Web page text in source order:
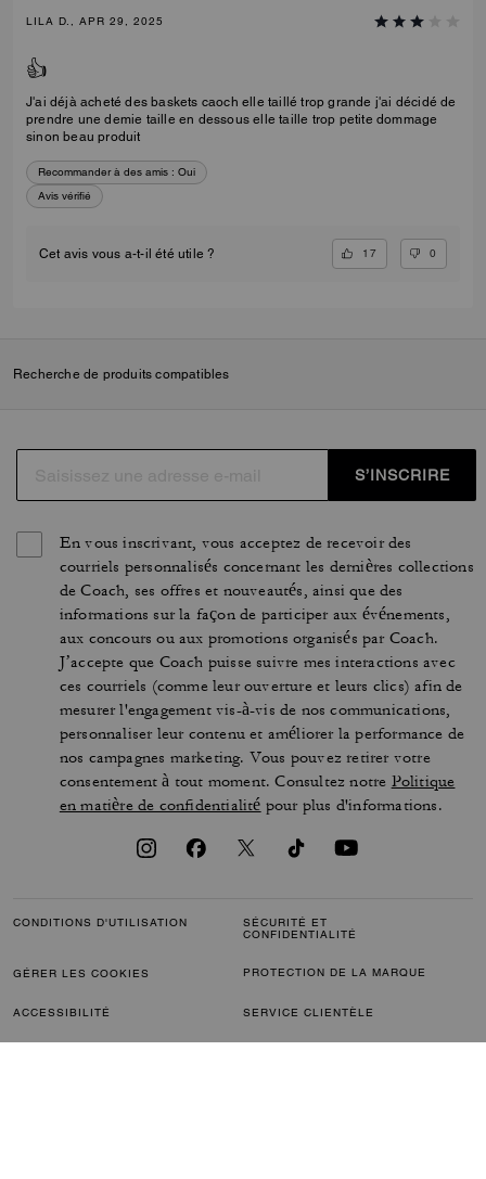
LILA D., APR 29, 2025
👍
J'ai déjà acheté des baskets caoch elle taillé trop grande j'ai décidé de
prendre une demie taille en dessous elle taille trop petite dommage
sinon beau produit
Recommander à des amis : Oui
Avis vérifié
Cet avis vous a-t-il été utile ? 17 0
Recherche de produits compatibles
S’INSCRIRE
En vous inscrivant, vous acceptez de recevoir des
courriels personnalisés concernant les dernières collections
de Coach, ses offres et nouveautés, ainsi que des
informations sur la façon de participer aux événements,
aux concours ou aux promotions organisés par Coach.
J’accepte que Coach puisse suivre mes interactions avec
ces courriels (comme leur ouverture et leurs clics) afin de
mesurer l'engagement vis-à-vis de nos communications,
personnaliser leur contenu et améliorer la performance de
nos campagnes marketing. Vous pouvez retirer votre
consentement à tout moment. Consultez notre Politique
en matière de confidentialité pour plus d'informations.
CONDITIONS D'UTILISATION
SÉCURITÉ ET
CONFIDENTIALITÉ
GÉRER LES COOKIES PROTECTION DE LA MARQUE
ACCESSIBILITÉ SERVICE CLIENTÈLE